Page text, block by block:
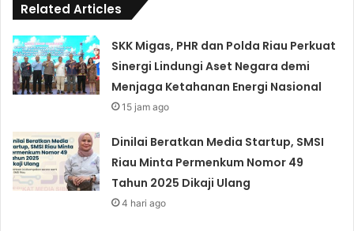
Related Articles
SKK Migas, PHR dan Polda Riau Perkuat
Sinergi Lindungi Aset Negara demi
Menjaga Ketahanan Energi Nasional
15 jam ago
Dinilai Beratkan Media Startup, SMSI
Riau Minta Permenkum Nomor 49
Tahun 2025 Dikaji Ulang
4 hari ago